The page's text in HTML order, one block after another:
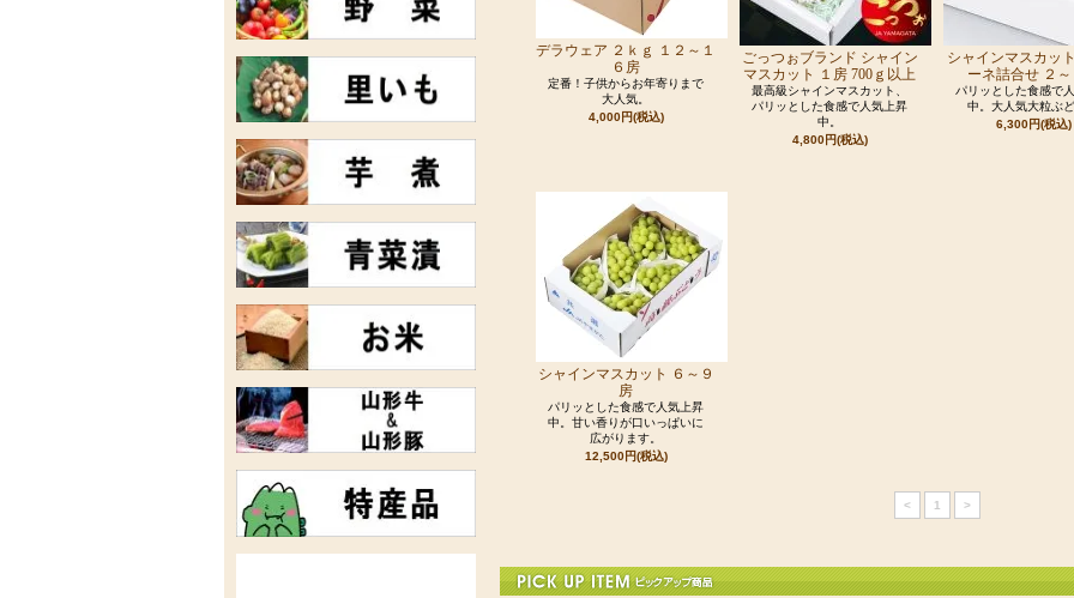
デラウェア ２ｋｇ １２～１
６房
定番！子供からお年寄りまで
大人気。
4,000円(税込)
ごっつぉブランド シャイン
マスカット １房 700ｇ以上
最高級シャインマスカット、
パリッとした食感で人気上昇
中。
4,800円(税込)
シャインマスカッ
ーネ詰合せ ２
パリッとした食感で
中。大人気大粒ぶ
6,300円(税込)
シャインマスカット ６～９
房
パリッとした食感で人気上昇
中。甘い香りが口いっぱいに
広がります。
12,500円(税込)
< 1 >